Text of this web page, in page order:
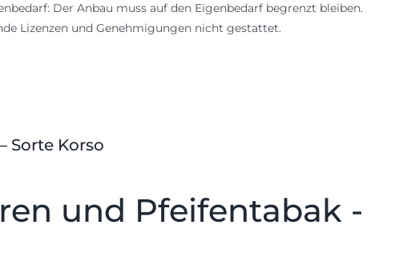
Der Anbau muss auf den Eigenbedarf begrenzt bleiben.
Lizenzen und Genehmigungen nicht gestattet.
Sorte Korso
und Pfeifentabak -